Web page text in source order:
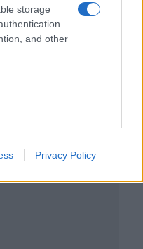
storage
and other
Privacy Policy